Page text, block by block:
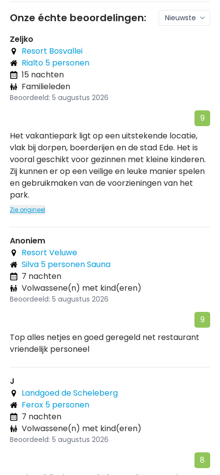
Onze échte beoordelingen:
Zeljko
Resort Bosvallei
Rialto 5 personen
15 nachten
Familieleden
Beoordeeld: 5 augustus 2026
9
Het vakantiepark ligt op een uitstekende locatie,
vlak bij dorpen, boerderijen en de stad Ede. Het is
vooral geschikt voor gezinnen met kleine kinderen.
Zij kunnen er op een veilige en leuke manier spelen
en gebruikmaken van de voorzieningen van het
park.
Zie origineel
Anoniem
Resort Veluwe
Silva 5 personen Sauna
7 nachten
Volwassene(n) met kind(eren)
Beoordeeld: 5 augustus 2026
9
Top alles netjes en goed geregeld net restaurant
vriendelijk personeel
J
Landgoed de Scheleberg
Ferox 5 personen
7 nachten
Volwassene(n) met kind(eren)
Beoordeeld: 5 augustus 2026
8